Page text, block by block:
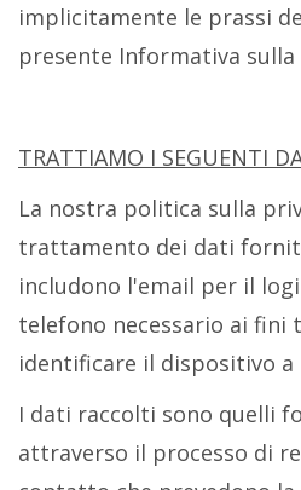
implicitamente le prassi
presente Informativa sulla
TRATTIAMO I SEGUENTI
La nostra politica sulla
trattamento dei dati
includono l'email per il
telefono necessario ai fini
identificare il dispositivo
I dati raccolti sono quelli
attraverso il processo di